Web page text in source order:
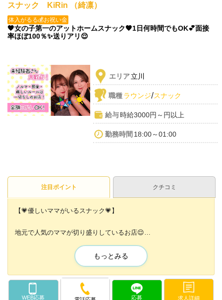
スナック KiRin （綺凛）
体入がるる💰お祝い金
🧡女の子第一のアットホームスナック🧡1日何時間でもOK💕面接
率ほぼ100％✨送りアリ😌
エリア立川
職種ラウンジ/スナック
給与時給3000円～円以上
勤務時間 18:00～01:00
注目ポイント クチコミ
【💗優しいママがいるスナック💗】
地元で人気のママが切り盛りしているお店😌
女の子目線でイロイロ考えてくれています💕✨
ノルマや罰金、悲しい天引きもないので
未経験の方も安心してスタートできますよ🐥
スナックなのでガールズバーのように
もっとみる
WEB応募 応募 求人詳細